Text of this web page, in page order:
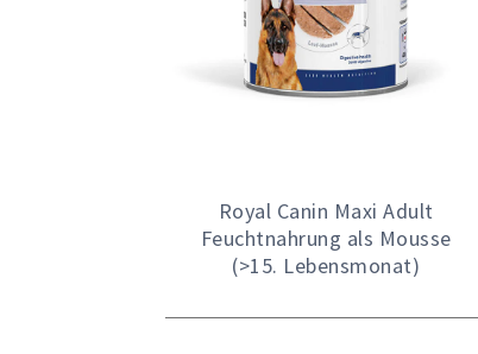
Royal Canin Maxi Adult
Feuchtnahrung als Mousse
(>15. Lebensmonat)